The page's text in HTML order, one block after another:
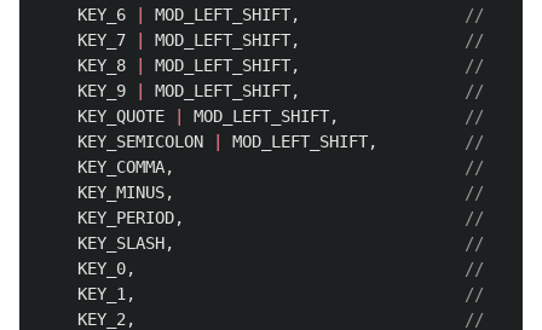
KEY_6
MOD_LEFT_SHIFT,
KEY_7
MOD_LEFT_SHIFT,
KEY_8
MOD_LEFT_SHIFT,
KEY_9
MOD_LEFT_SHIFT,
KEY_QUOTE
MOD_LEFT_SHIFT,
KEY_SEMICOLON
MOD_LEFT_SHIFT,
KEY_COMMA,
KEY_MINUS,
KEY_PERIOD,
KEY_SLASH,
KEY_0,
KEY_1 ,
KEY_2 ,